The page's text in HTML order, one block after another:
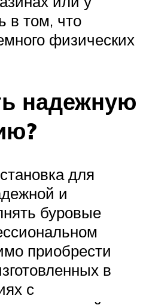
в том, что
физических
надежную
для
и
буровые
приобрести
в
с